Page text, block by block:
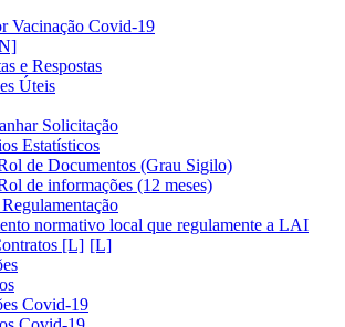
Vacinação Covid-19
e Respostas
Úteis
Solicitação
Estatísticos
de Documentos (Grau Sigilo)
de informações (12 meses)
normativo local que regulamente a LAI
[L]
Covid-19